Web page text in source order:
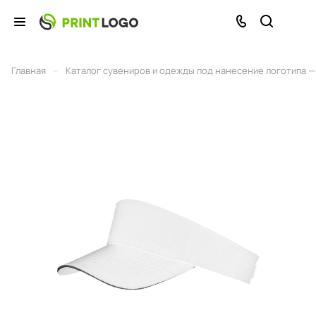
Главная Каталог сувениров и одежды под нанесение логотипа